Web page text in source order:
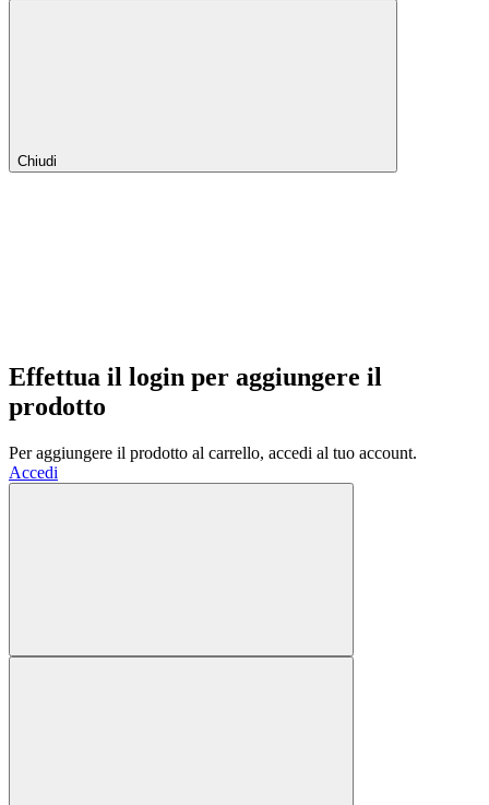
Chiudi
Effettua il login per aggiungere il
prodotto
Per aggiungere il prodotto al carrello, accedi al tuo account.
Accedi